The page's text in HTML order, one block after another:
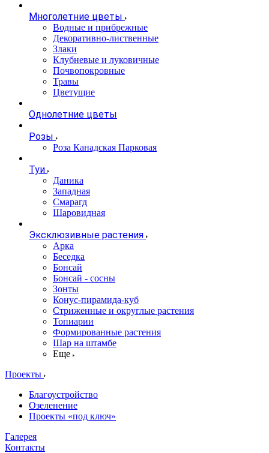
Многолетние цветы
Водные и прибрежные
Декоративно-лиственные
Злаки
Клубневые и луковичные
Почвопокровные
Травы
Цветущие
Однолетние цветы
Розы
Роза Канадская Парковая
Туи
Даника
Западная
Смарагд
Шаровидная
Эксклюзивные растения
Арка
Беседка
Бонсай
Бонсай - сосны
Зонты
Конус-пирамида-куб
Стриженные и округлые растения
Топиарии
Формированные растения
Шар на штамбе
Еще
Проекты
Благоустройство
Озеленение
Проекты «под ключ»
Галерея
Контакты